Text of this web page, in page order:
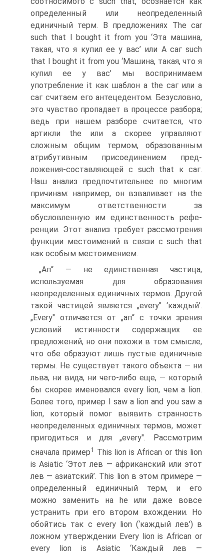
определен­ный или неопределенный
единичный терм. В предложениях The car
such that I bought it from you ‘Эта машина,
такая, что я купил ее у вас’ или А саг such
that I bought it from you ‘Машина, такая, что я
купил ее у вас’ мы воспринимаем
употребление it как шаблон a the саг или а
саг считаем его антецедентом. Безусловно,
это чувство пропадает в процессе разбора;
ведь при нашем разборе считается, что
артикли the или а скорее управляют
сложным об­щим термом, образованным
атрибутивным присоединением пред­
ложения-составляющей с such that к саг.
Наш анализ предпочти­тельнее по многим
причинам: например, он взваливает на the
мак­симум ответственности за
обусловленную им единственность рефе­
ренции. Этот анализ требует рассмотрения
функции местоимений в связи с such that
как особым местоимением.
„Ап“ — не единственная частица,
используемая для образова­ния
неопределенных единичных термов. Другой
такой частицей является „every" ‘каждый’.
„Every" отличается от „ап“ с точки зрения
условий истинности содержащих ее
предложений, но они похожи в том смысле,
что обе образуют лишь пустые единичные
термы. Не существует такого объекта — ни
льва, ни вида, ни чего-либо еще, — который
бы скорее именовался every lion, чем a lion.
Более того, пример I saw a lion and you saw a
lion, кото­рый помог выявить странность
неопределенных единичных термов, может
пригодиться и для „every". Рассмотрим
сначала пример1 This lion is African or this lion
is Asiatic ‘Этот лев — африканский или этот
лев — азиатский’. This lion в этом примере —
определен­ный единичный терм, и его
можно заменить на he или даже вовсе
устранить при его втором вхождении. Но
обойтись так с every lion (‘каждый лев’) в
ложном утверждении Every lion is African or
every lion is Asiatic ‘Каждый лев —